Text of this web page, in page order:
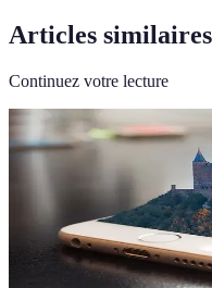
Articles similaires
Continuez votre lecture